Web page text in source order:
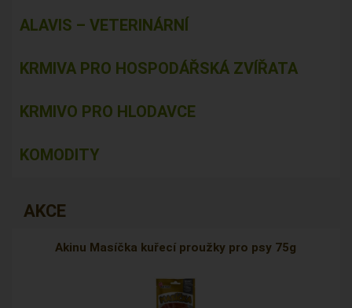
ALAVIS – VETERINÁRNÍ
KRMIVA PRO HOSPODÁŘSKÁ ZVÍŘATA
KRMIVO PRO HLODAVCE
KOMODITY
AKCE
Akinu Masíčka kuřecí proužky pro psy 75g